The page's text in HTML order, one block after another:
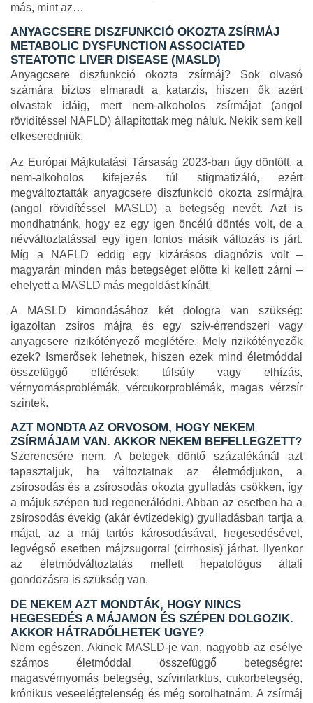
más, mint az…
ANYAGCSERE DISZFUNKCIÓ OKOZTA ZSÍRMÁJ
METABOLIC DYSFUNCTION ASSOCIATED
STEATOTIC LIVER DISEASE (MASLD)
Anyagcsere diszfunkció okozta zsírmáj? Sok olvasó
számára biztos elmaradt a katarzis, hiszen ők azért
olvastak idáig, mert nem-alkoholos zsírmájat (angol
rövidítéssel NAFLD) állapítottak meg náluk. Nekik sem kell
elkeseredniük.
Az Európai Májkutatási Társaság 2023-ban úgy döntött, a
nem-alkoholos kifejezés túl stigmatizáló, ezért
megváltoztatták anyagcsere diszfunkció okozta zsírmájra
(angol rövidítéssel MASLD) a betegség nevét. Azt is
mondhatnánk, hogy ez egy igen öncélú döntés volt, de a
névváltoztatással egy igen fontos másik változás is járt.
Míg a NAFLD eddig egy kizárásos diagnózis volt –
magyarán minden más betegséget előtte ki kellett zárni –
ehelyett a MASLD más megoldást kínált.
A MASLD kimondásához két dologra van szükség:
igazoltan zsíros májra és egy szív-érrendszeri vagy
anyagcsere rizikótényező meglétére. Mely rizikótényezők
ezek? Ismerősek lehetnek, hiszen ezek mind életmóddal
összefüggő eltérések: túlsúly vagy elhízás,
vérnyomásproblémák, vércukorproblémák, magas vérzsír
szintek.
AZT MONDTA AZ ORVOSOM, HOGY NEKEM
ZSÍRMÁJAM VAN. AKKOR NEKEM BEFELLEGZETT?
Szerencsére nem. A betegek döntő százalékánál azt
tapasztaljuk, ha változtatnak az életmódjukon, a
zsírosodás és a zsírosodás okozta gyulladás csökken, így
a májuk szépen tud regenerálódni. Abban az esetben ha a
zsírosodás évekig (akár évtizedekig) gyulladásban tartja a
májat, az a máj tartós károsodásával, hegesedésével,
legvégső esetben májzsugorral (cirrhosis) járhat. Ilyenkor
az életmódváltoztatás mellett hepatológus általi
gondozásra is szükség van.
DE NEKEM AZT MONDTÁK, HOGY NINCS
HEGESEDÉS A MÁJAMON ÉS SZÉPEN DOLGOZIK.
AKKOR HÁTRADŐLHETEK UGYE?
Nem egészen. Akinek MASLD-je van, nagyobb az esélye
számos életmóddal összefüggő betegségre:
magasvérnyomás betegség, szívinfarktus, cukorbetegség,
krónikus veseelégtelenség és még sorolhatnám. A zsírmáj